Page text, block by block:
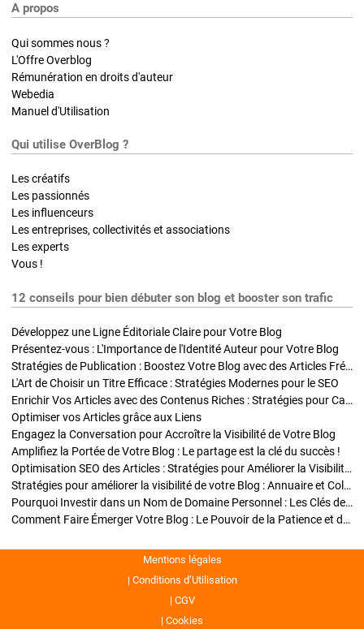
A propos
Qui sommes nous ?
L'Offre Overblog
Rémunération en droits d'auteur
Webedia
Manuel d'Utilisation
Qui utilise OverBlog ?
Les créatifs
Les passionnés
Les influenceurs
Les entreprises, collectivités et associations
Les experts
Vous !
12 conseils pour bien débuter son blog et booster son trafic
Développez une Ligne Éditoriale Claire pour Votre Blog
Présentez-vous : L'Importance de l'Identité Auteur pour Votre Blog
Stratégies de Publication : Boostez Votre Blog avec des Articles Fréquents et Exclusifs
L'Art de Choisir un Titre Efficace : Stratégies Modernes pour le SEO
Enrichir Vos Articles avec des Contenus Riches : Stratégies pour Captiver et Optimiser
Optimiser vos Articles grâce aux Liens
Engagez la Conversation pour Accroître la Visibilité de Votre Blog
Amplifiez la Portée de Votre Blog : Le partage est la clé du succès !
Optimisation SEO des Articles : Stratégies pour Améliorer la Visibilité de Votre Blog
Stratégies pour améliorer la visibilité de votre Blog : Annuaire et Collaborations
Pourquoi Investir dans un Nom de Domaine Personnel : Les Clés de la Réussite de Votre Blog
Comment Faire Émerger Votre Blog : Le Pouvoir de la Patience et de la Persévérance
Mentions légales
Conditions d’Utilisation
CGV
Cookies